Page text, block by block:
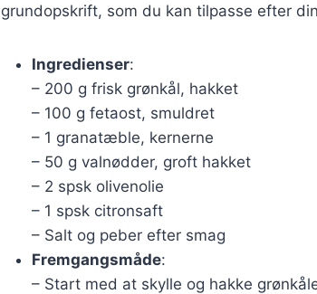
grundopskrift, som du kan tilpasse efter
Ingredienser:
– 200 g frisk grønkål, hakket
– 100 g fetaost, smuldret
– 1 granatæble, kernerne
– 50 g valnødder, groft hakket
– 2 spsk olivenolie
– 1 spsk citronsaft
– Salt og peber efter smag
Fremgangsmåde:
– Start med at skylle og hakke